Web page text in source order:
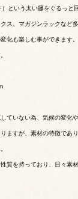
という太い籐をぐるっと
ス、マガジンラックなど
化も楽しむ事ができます。
ていない為、気候の変化
りますが、素材の特徴であ
質を持っており、日々素